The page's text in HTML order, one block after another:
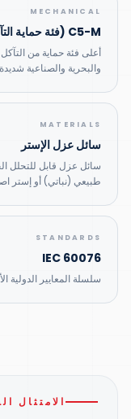
MECHANICAL
C5-M (فئة حماية التآكل)
والبحرية والصناعية
MATERIALS
سائل عزل الإستر
سائل عزل قابل للتحلل
طبيعي (نباتي) أو إستر
STANDARDS
IEC 60076
سلسلة المعايير الدولية
الامتثال